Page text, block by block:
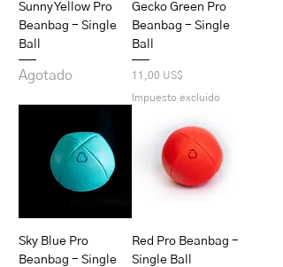
Sunny Yellow Pro
Beanbag - Single
Ball
Agotado
Gecko Green Pro
Beanbag - Single
Ball
Precio
11,00 US$
Impuesto excluido
Sky Blue Pro
Beanbag - Single
Red Pro Beanbag -
Single Ball